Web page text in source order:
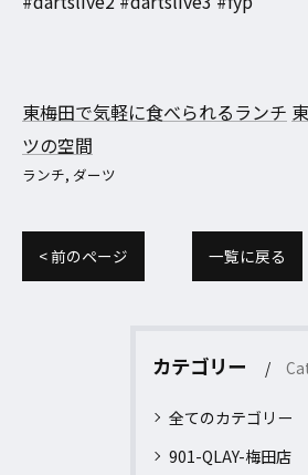
東梅田で気軽に食べられるランチ
ツの空間
ランチ ダーツ
< 前のページ 一覧に戻る
カテゴリー
全てのカテゴリー
901-QLAY-梅田店